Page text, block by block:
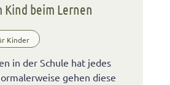
beim Lernen
Kinder
in der Schule hat jedes
gehen diese